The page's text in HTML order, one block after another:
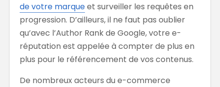
de votre marqueet surveiller les requêtes en
progression. D’ailleurs, il ne faut pas oublier
qu’avec l’Author Rank de Google, votre e-
réputation est appelée à compter de plus en
plus pour le référencement de vos contenus.
De nombreux acteurs du e-commerce